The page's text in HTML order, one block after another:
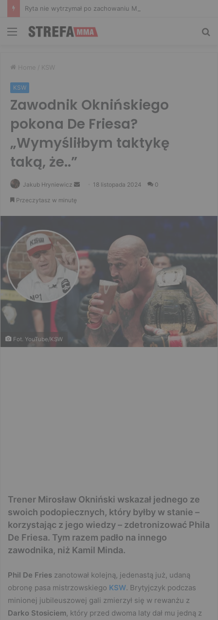
Menu
Home / KSW
KSW
Zawodnik Oknińskiego
pokona De Friesa?
„Wymyśliłbym taktykę
taką, że..”
Jakub Hryniewicz
Send 18 listopada 2024 0
Przeczytasz w minutę
Fot. YouTube/KSW
Trener Mirosław Okniński wskazał jednego ze
swoich podopiecznych, który byłby w stanie –
korzystając z jego wiedzy – zdetronizować Phila
De Friesa. Tym razem padło na innego
zawodnika, niż Kamil Minda.
Phil De Fries zanotował kolejną, jedenastą już, udaną
obronę pasa mistrzowskiego KSW. Brytyjczyk podczas
minionej jubileuszowej gali zmierzył się w rewanżu z
Darko Stosiciem, który przed dwoma laty dał mu jedną z